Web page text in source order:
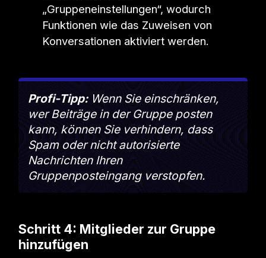
„Gruppeneinstellungen“, wodurch
Funktionen wie das Zuweisen von
Konversationen aktiviert werden.
Profi-Tipp:Wenn Sie einschränken,
wer Beiträge in der Gruppe posten
kann, können Sie verhindern, dass
Spam oder nicht autorisierte
Nachrichten Ihren
Gruppenposteingang verstopfen.
Schritt 4: Mitglieder zur Gruppe
hinzufügen